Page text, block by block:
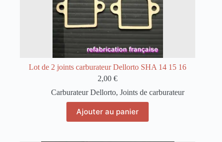
Lot de 2 joints carburateur Dellorto SHA 14 15 16
2,00€
Carburateur Dellorto, Joints de carburateur
Ajouter au panier